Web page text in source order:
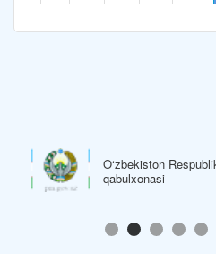
O‘zbekiston
qabulxonasi